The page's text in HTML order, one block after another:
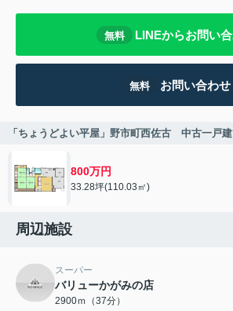
無料 LINEからお問い
無料 お問い合わせ
「ちょうどよい平屋」野市町西佐古 中古一戸
800万円
33.28坪(110.03㎡)
周辺施設
スーパー
バリューかがみの店
2900ｍ（37分）